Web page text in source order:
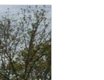
Suivant